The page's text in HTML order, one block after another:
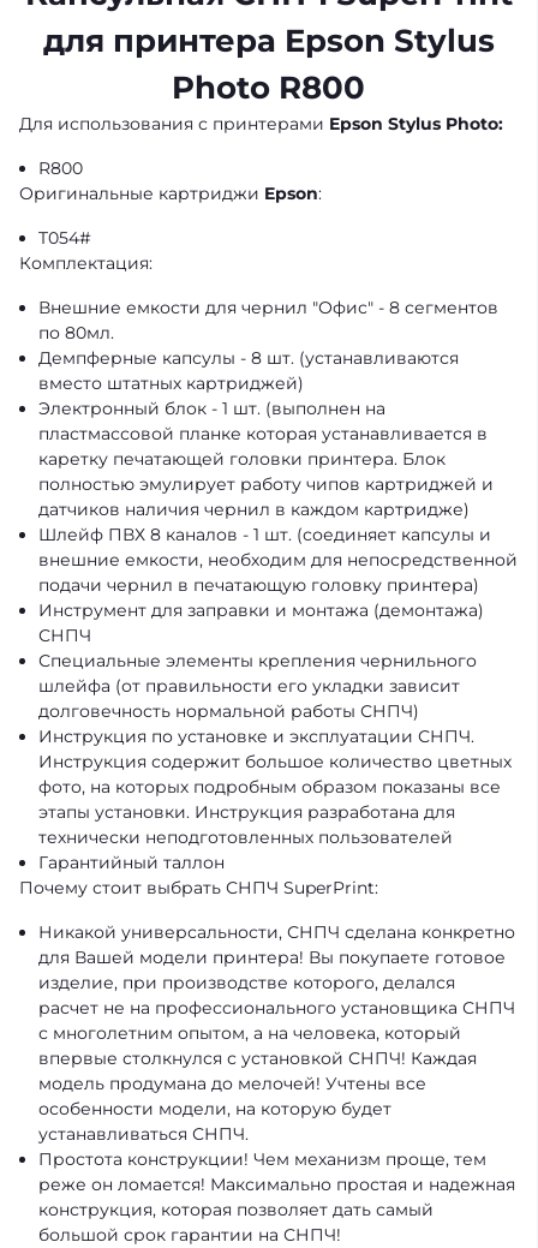
для принтера Epson Stylus
Photo R800
Для использования с принтерами Epson Stylus Photo:
R800
Оригинальные картриджи Epson:
T054#
Комплектация:
Внешние емкости для чернил "Офис" - 8 сегментов
по 80мл.
Демпферные капсулы - 8 шт. (устанавливаются
вместо штатных картриджей)
Электронный блок - 1 шт. (выполнен на
пластмассовой планке которая устанавливается в
каретку печатающей головки принтера. Блок
полностью эмулирует работу чипов картриджей и
датчиков наличия чернил в каждом картридже)
Шлейф ПВХ 8 каналов - 1 шт. (соединяет капсулы и
внешние емкости, необходим для непосредственной
подачи чернил в печатающую головку принтера)
Инструмент для заправки и монтажа (демонтажа)
СНПЧ
Специальные элементы крепления чернильного
шлейфа (от правильности его укладки зависит
долговечность нормальной работы СНПЧ)
Инструкция по установке и эксплуатации СНПЧ.
Инструкция содержит большое количество цветных
фото, на которых подробным образом показаны все
этапы установки. Инструкция разработана для
технически неподготовленных пользователей
Гарантийный таллон
Почему стоит выбрать СНПЧ SuperPrint:
Никакой универсальности, СНПЧ сделана конкретно
для Вашей модели принтера! Вы покупаете готовое
изделие, при производстве которого, делался
расчет не на профессионального установщика СНПЧ
с многолетним опытом, а на человека, который
впервые столкнулся с установкой СНПЧ! Каждая
модель продумана до мелочей! Учтены все
особенности модели, на которую будет
устанавливаться СНПЧ.
Простота конструкции! Чем механизм проще, тем
реже он ломается! Максимально простая и надежная
конструкция, которая позволяет дать самый
большой срок гарантии на СНПЧ!